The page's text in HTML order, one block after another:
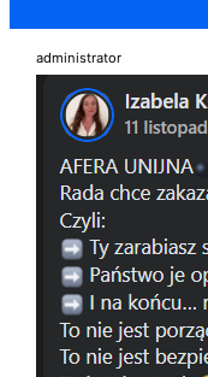
administrator